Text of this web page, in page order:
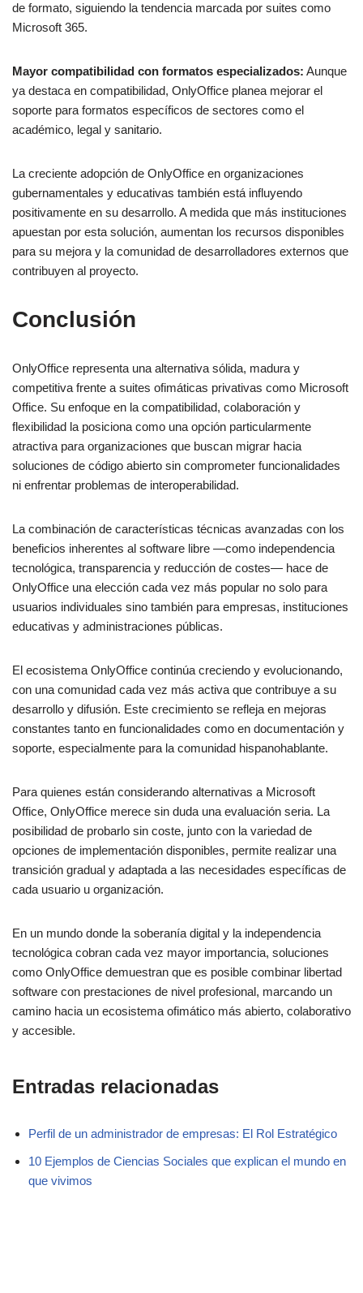
de formato, siguiendo la tendencia marcada por suites como
Microsoft 365.
Mayor compatibilidad con formatos especializados: Aunque
ya destaca en compatibilidad, OnlyOffice planea mejorar el
soporte para formatos específicos de sectores como el
académico, legal y sanitario.
La creciente adopción de OnlyOffice en organizaciones
gubernamentales y educativas también está influyendo
positivamente en su desarrollo. A medida que más instituciones
apuestan por esta solución, aumentan los recursos disponibles
para su mejora y la comunidad de desarrolladores externos que
contribuyen al proyecto.
Conclusión
OnlyOffice representa una alternativa sólida, madura y
competitiva frente a suites ofimáticas privativas como Microsoft
Office. Su enfoque en la compatibilidad, colaboración y
flexibilidad la posiciona como una opción particularmente
atractiva para organizaciones que buscan migrar hacia
soluciones de código abierto sin comprometer funcionalidades
ni enfrentar problemas de interoperabilidad.
La combinación de características técnicas avanzadas con los
beneficios inherentes al software libre —como independencia
tecnológica, transparencia y reducción de costes— hace de
OnlyOffice una elección cada vez más popular no solo para
usuarios individuales sino también para empresas, instituciones
educativas y administraciones públicas.
El ecosistema OnlyOffice continúa creciendo y evolucionando,
con una comunidad cada vez más activa que contribuye a su
desarrollo y difusión. Este crecimiento se refleja en mejoras
constantes tanto en funcionalidades como en documentación y
soporte, especialmente para la comunidad hispanohablante.
Para quienes están considerando alternativas a Microsoft
Office, OnlyOffice merece sin duda una evaluación seria. La
posibilidad de probarlo sin coste, junto con la variedad de
opciones de implementación disponibles, permite realizar una
transición gradual y adaptada a las necesidades específicas de
cada usuario u organización.
En un mundo donde la soberanía digital y la independencia
tecnológica cobran cada vez mayor importancia, soluciones
como OnlyOffice demuestran que es posible combinar libertad
software con prestaciones de nivel profesional, marcando un
camino hacia un ecosistema ofimático más abierto, colaborativo
y accesible.
Entradas relacionadas
Perfil de un administrador de empresas: El Rol Estratégico
10 Ejemplos de Ciencias Sociales que explican el mundo en
que vivimos